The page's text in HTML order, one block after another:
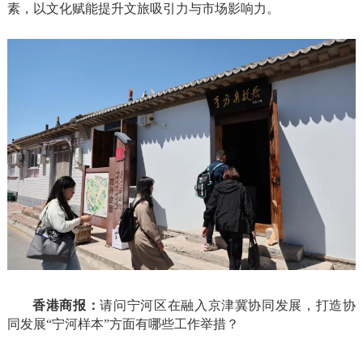
素，以文化赋能提升文旅吸引力与市场影响力。
香港商报：请问宁河区在融入京津冀协同发展，打造协
同发展“宁河样本”方面有哪些工作举措？